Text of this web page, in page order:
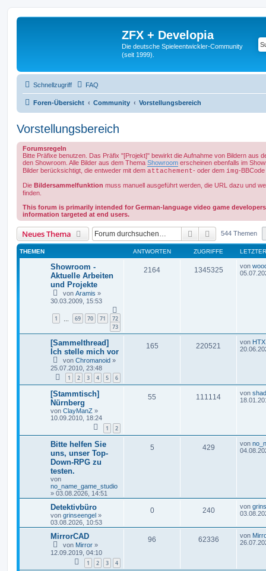
ZFX + Developia
Die deutsche Spieleentwickler-Community
(seit 1999).
Schnellzugriff FAQ
Foren-Übersicht Community Vorstellungsbereich
Vorstellungsbereich
Forumsregeln
Bitte Präfixe benutzen. Das Präfix "[Projekt]" bewirkt die Aufnahme von Bildern aus
den Showroom. Alle Bilder aus dem Thema Showroom erscheinen ebenfalls im
Bilder berücksichtigt, die entweder mit dem attachement- oder dem img-
Die Bildersammelfunktion muss manuell ausgeführt werden, die URL dazu und
finden.
This forum is primarily intended for German-language video game
information targeted at end users.
Neues Thema Suche Erweiterte
544 Themen
THEMEN ANTWORTEN ZUGRIFFE
Showroom -
Aktuelle Arbeiten
und Projekte
von Aramis »
30.03.2009, 15:53
1 69 70 71
72
73
2164 1345325 von
[Sammelthread]
Ich stelle mich vor
von Chromanoid »
25.07.2010, 23:48
1 2 3 4 5 6
165 220521 von HTX
[Stammtisch]
Nürnberg
von ClayManZ »
10.09.2010, 18:24
1 2
55 111114 von
Bitte helfen Sie
uns, unser Top-
Down-RPG zu
testen.
von
no_name_game_studio
» 03.08.2026, 14:51
5 429 von
Detektivbüro
von grinseengel »
03.08.2026, 10:53
0 240 von
MirrorCAD
von Mirror »
12.09.2019, 04:10
1 2 3 4
96 62336 von